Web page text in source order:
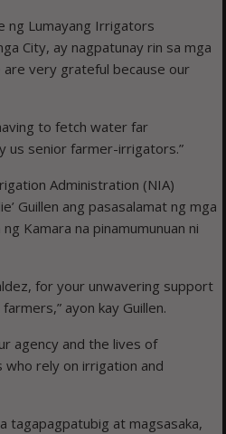
ng Lumayang Irrigators
City, ay nagpatunay rin sa mga
are very grateful because our
to fetch water far
us senior farmer-irrigators.”
Administration (NIA)
Guillen ang pasasalamat ng mga
Kamara na pinamumunuan ni
for your unwavering support
ayon kay Guillen.
agency and the lives of
who rely on irrigation and
tagapagpatubig at magsasaka,